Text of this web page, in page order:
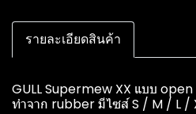
รายละเอียดสินค้า
GULL Supermew XX แบบ
ทำจาก rubber มีไซส์ S / M / L /